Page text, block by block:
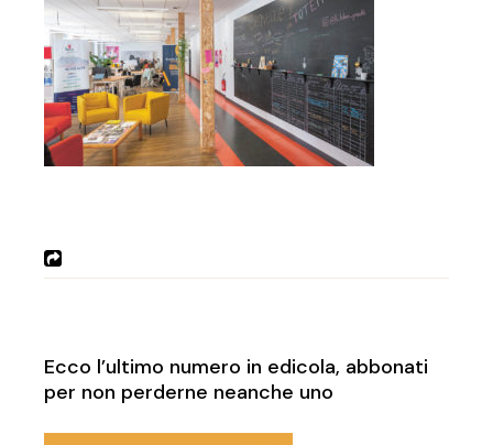
Ecco l’ultimo numero in edicola, abbonati
per non perderne neanche uno